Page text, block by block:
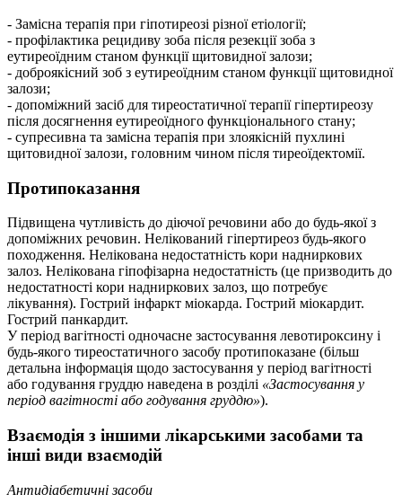
- Замісна терапія при гіпотиреозі різної етіології;
- профілактика рецидиву зоба після резекції зоба з
еутиреоїдним станом функції щитовидної залози;
- доброякісний зоб з еутиреоїдним станом функції щитовидної
залози;
- допоміжний засіб для тиреостатичної терапії гіпертиреозу
після досягнення еутиреоїдного функціонального стану;
- супресивна та замісна терапія при злоякісній пухлині
щитовидної залози, головним чином після тиреоїдектомії.
Протипоказання
Підвищена чутливість до діючої речовини або до будь-якої з
допоміжних речовин. Нелікований гіпертиреоз будь-якого
походження. Нелікована недостатність кори надниркових
залоз. Нелікована гіпофізарна недостатність (це призводить до
недостатності кори надниркових залоз, що потребує
лікування). Гострий інфаркт міокарда. Гострий міокардит.
Гострий панкардит.
У період вагітності одночасне застосування левотироксину і
будь-якого тиреостатичного засобу протипоказане (більш
детальна інформація щодо застосування у період вагітності
або годування груддю наведена в розділі «Застосування у
період вагітності або годування груддю»).
Взаємодія з іншими лікарськими засобами та
інші види взаємодій
Антидіабетичні засоби